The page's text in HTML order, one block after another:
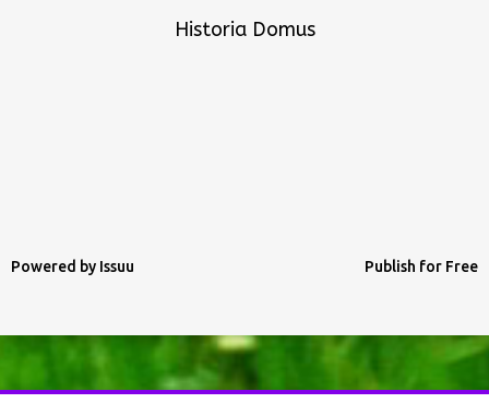
Historia Domus
Powered by Issuu Publish for Free